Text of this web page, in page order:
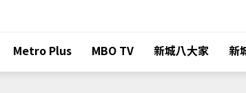
Metro Plus MBO TV 新城八大家 新